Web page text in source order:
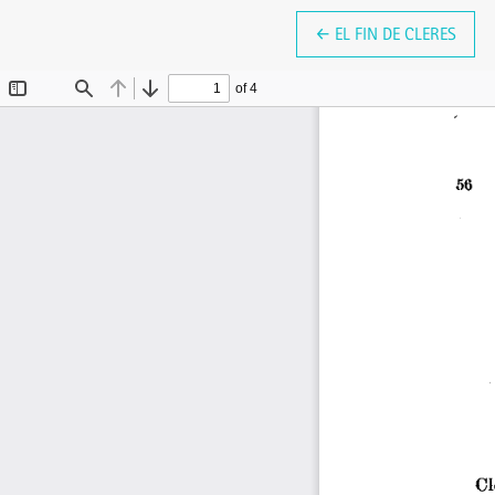
← VOLVER A LOS
EL FIN DE CLERES